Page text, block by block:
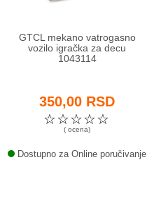
GTCL mekano vatrogasno
vozilo igračka za decu
1043114
350,00 RSD
☆
☆
☆
☆
☆
( ocena)
Dostupno za Online poručivanje